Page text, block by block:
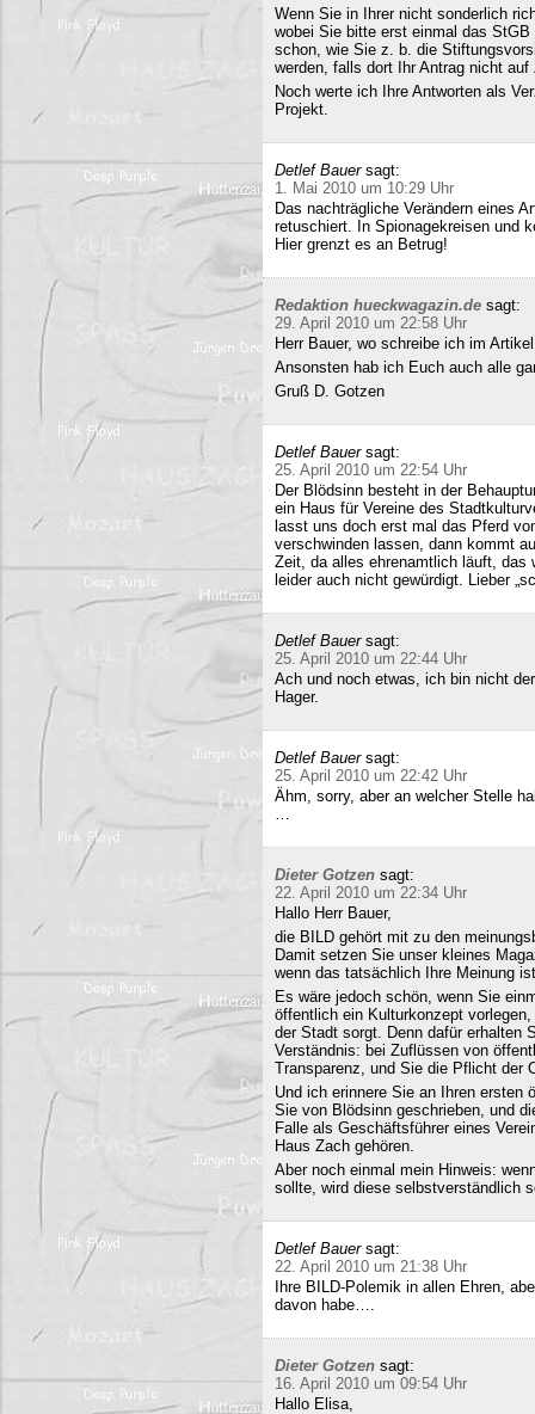
Wenn Sie in Ihrer nicht sonderlich
wobei Sie bitte erst einmal das
schon, wie Sie z. b. die
werden, falls dort Ihr Antrag nicht
Noch werte ich Ihre Antworten als
Projekt.
Detlef Bauer sagt:
1. Mai 2010 um 10:29 Uhr
Das nachträgliche Verändern eines
retuschiert. In Spionagekreisen und
Hier grenzt es an Betrug!
Redaktion hueckwagazin.de sagt:
29. April 2010 um 22:58 Uhr
Herr Bauer, wo schreibe ich im
Ansonsten hab ich Euch auch alle
Gruß D. Gotzen
Detlef Bauer sagt:
25. April 2010 um 22:54 Uhr
Der Blödsinn besteht in der
ein Haus für Vereine des
lasst uns doch erst mal das Pferd
verschwinden lassen, dann kommt
Zeit, da alles ehrenamtlich läuft, das
leider auch nicht gewürdigt. Lieber
Detlef Bauer sagt:
25. April 2010 um 22:44 Uhr
Ach und noch etwas, ich bin nicht
Hager.
Detlef Bauer sagt:
25. April 2010 um 22:42 Uhr
Ähm, sorry, aber an welcher Stelle
…
Dieter Gotzen sagt:
22. April 2010 um 22:34 Uhr
Hallo Herr Bauer,
die BILD gehört mit zu den
Damit setzen Sie unser kleines
wenn das tatsächlich Ihre Meinung
Es wäre jedoch schön, wenn Sie
öffentlich ein Kulturkonzept
der Stadt sorgt. Denn dafür erhalten
Verständnis: bei Zuflüssen von
Transparenz, und Sie die Pflicht der
Und ich erinnere Sie an Ihren ersten
Sie von Blödsinn geschrieben, und
Falle als Geschäftsführer eines
Haus Zach gehören.
Aber noch einmal mein Hinweis:
sollte, wird diese selbstverständlich
Detlef Bauer sagt:
22. April 2010 um 21:38 Uhr
Ihre BILD-Polemik in allen Ehren,
davon habe….
Dieter Gotzen sagt:
16. April 2010 um 09:54 Uhr
Hallo Elisa,